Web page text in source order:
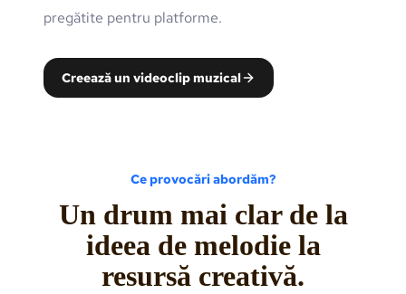
pregătite pentru platforme.
Creează un videoclip muzical
Ce provocări abordăm?
Un drum mai clar de la
ideea de melodie la
resursă creativă.